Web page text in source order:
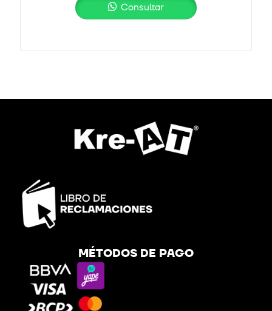
Consultar
MÉTODOS DE PAGO